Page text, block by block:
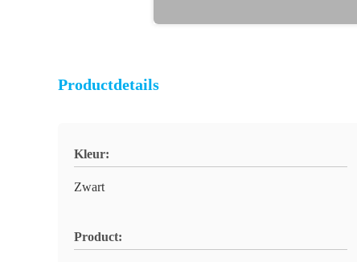
Productdetails
Kleur:
Zwart
Product: